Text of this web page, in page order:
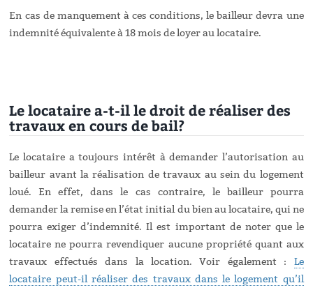
En cas de manquement à ces conditions, le bailleur devra une
indemnité équivalente à 18 mois de loyer au locataire.
Le locataire a-t-il le droit de réaliser des
travaux en cours de bail?
Le locataire a toujours intérêt à demander l’autorisation au
bailleur avant la réalisation de travaux au sein du logement
loué. En effet, dans le cas contraire, le bailleur pourra
demander la remise en l’état initial du bien au locataire, qui ne
pourra exiger d’indemnité. Il est important de noter que le
locataire ne pourra revendiquer aucune propriété quant aux
travaux effectués dans la location. Voir également : Le
locataire peut-il réaliser des travaux dans le logement qu’il